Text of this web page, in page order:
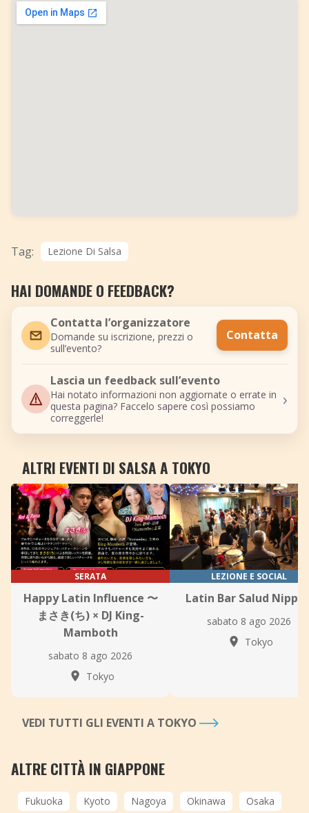
Tag: Lezione Di Salsa
HAI DOMANDE O FEEDBACK?
Contatta l’organizzatore
Domande su iscrizione, prezzi o
sull’evento?
Contatta
Lascia un feedback sull’evento
Hai notato informazioni non aggiornate o errate in
questa pagina? Faccelo sapere così possiamo
correggerle!
›
ALTRI EVENTI DI SALSA A TOKYO
SERATA
Happy Latin Influence 〜
まさき(ち) × DJ King-
Mamboth
sabato 8 ago 2026
Tokyo
LEZIONE E SOCIAL
Latin Bar Salud
sabato 8 ago 2026
Tokyo
VEDI TUTTI GLI EVENTI A TOKYO
ALTRE CITTÀ IN GIAPPONE
Fukuoka Kyoto Nagoya Okinawa Osaka